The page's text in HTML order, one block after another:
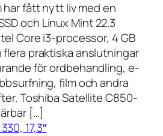
har fått nytt liv med en
och Linux Mint 22.3
Core i3-processor, 4 GB
praktiska anslutningar
för ordbehandling, e-
film och andra
Toshiba Satellite C850-
[…]
17,3″